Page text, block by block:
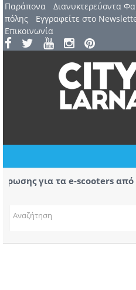
Παράπονα Διανυκτερεύοντα
πόλης
Εγγραφείτε στο
Επικοινωνία
ΤΟΠΙΚΑ ΝΕΑ
για τα e-scooters από